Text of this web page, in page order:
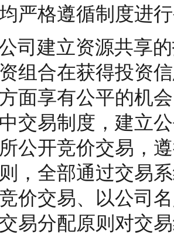
严格遵循制度进
组合在获得投资
面享有公平的机
交易制度，建立
公开竞价交易，
，全部通过交易
价交易、以公司
易分配原则对交